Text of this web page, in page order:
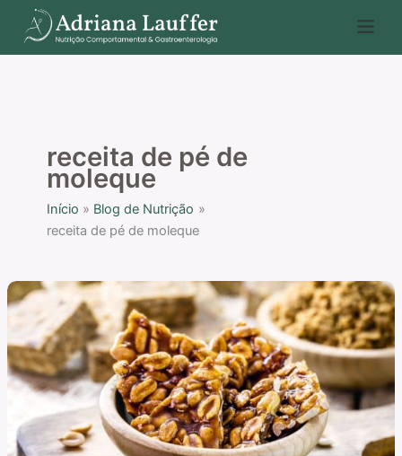
para
o
receita de pé de
moleque
Início
Blog de Nutrição
receita de pé de moleque
Receita
de
de
moleque
diferente
P
e
s